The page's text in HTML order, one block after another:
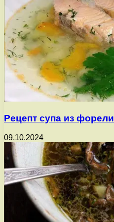
Рецепт супа из форели
09.10.2024